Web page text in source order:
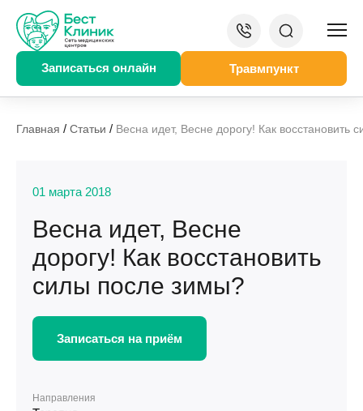
Записаться онлайн Травмпункт
Главная / Статьи / Весна идет, Весне дорогу! Как восстановить
01 марта 2018
Весна идет, Весне
дорогу! Как восстановить
силы после зимы?
Записаться на приём
Направления